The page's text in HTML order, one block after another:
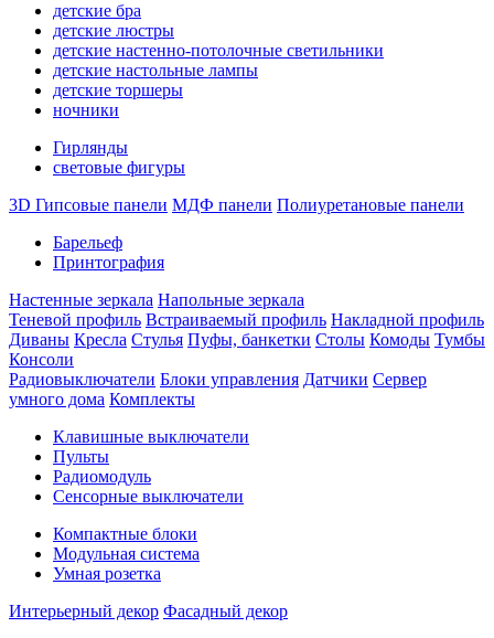
детские бра
детские люстры
детские настенно-потолочные светильники
детские настольные лампы
детские торшеры
ночники
Гирлянды
световые фигуры
3D Гипсовые панели МДФ панели Полиуретановые панели
Барельеф
Принтография
Настенные зеркала Напольные зеркала
Теневой профиль Встраиваемый профиль Накладной профиль
Диваны Кресла Стулья Пуфы, банкетки Столы Комоды Тумбы
Консоли
Радиовыключатели Блоки управления Датчики Сервер
умного дома Комплекты
Клавишные выключатели
Пульты
Радиомодуль
Сенсорные выключатели
Компактные блоки
Модульная система
Умная розетка
Интерьерный декор Фасадный декор